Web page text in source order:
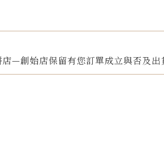
—創始店保留有您訂單成立與否及出